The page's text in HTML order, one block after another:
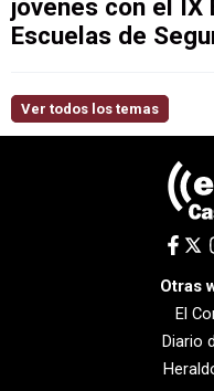
jóvenes con el IX
Escuelas de
Ver todos los temas
Otras
El
Diario